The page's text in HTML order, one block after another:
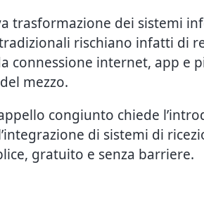
trasformazione dei sistemi
rischiano infatti di
connessione internet, app e
mezzo.
congiunto chiede
di sistemi di
gratuito e senza barriere.